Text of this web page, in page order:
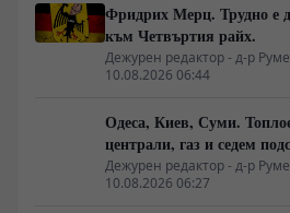
Фридрих Мерц. Трудно е
към Четвъртия райх.
Дежурен редактор - д-р
10.08.2026 06:44
Одеса, Киев, Суми.
централи, газ и седем
Украйна тази вечер?
Дежурен редактор - д-р
10.08.2026 06:27